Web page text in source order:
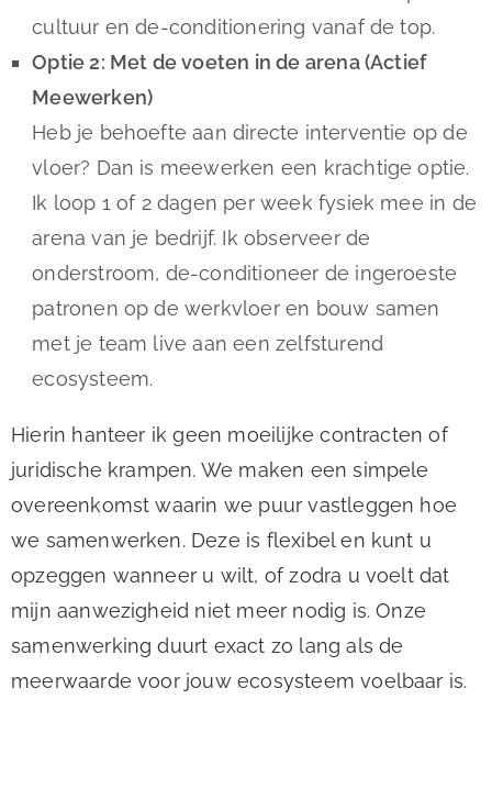
cultuur en de-conditionering vanaf de top.
Optie 2: Met de voeten in de arena (Actief
Meewerken)
Heb je behoefte aan directe interventie op de
vloer? Dan is meewerken een krachtige optie.
Ik loop 1 of 2 dagen per week fysiek mee in de
arena van je bedrijf. Ik observeer de
onderstroom, de-conditioneer de ingeroeste
patronen op de werkvloer en bouw samen
met je team live aan een zelfsturend
ecosysteem.
Hierin hanteer ik geen moeilijke contracten of
juridische krampen. We maken een simpele
overeenkomst waarin we puur vastleggen hoe
we samenwerken. Deze is flexibel en kunt u
opzeggen wanneer u wilt, of zodra u voelt dat
mijn aanwezigheid niet meer nodig is. Onze
samenwerking duurt exact zo lang als de
meerwaarde voor jouw ecosysteem voelbaar is.